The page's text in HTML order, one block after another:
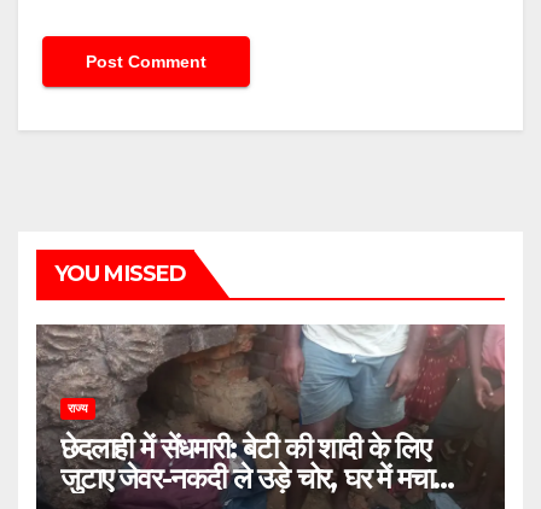
YOU MISSED
राज्य
छेदलाही में सेंधमारी: बेटी की शादी के लिए
जुटाए जेवर-नकदी ले उड़े चोर, घर में मचा